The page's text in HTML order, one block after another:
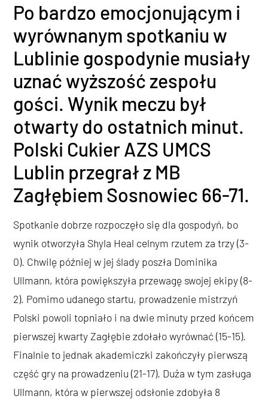
Po bardzo emocjonującym i
wyrównanym spotkaniu w
Lublinie gospodynie musiały
uznać wyższość zespołu
gości. Wynik meczu był
otwarty do ostatnich minut.
Polski Cukier AZS UMCS
Lublin przegrał z MB
Zagłębiem Sosnowiec 66-71.
Spotkanie dobrze rozpoczęło się dla gospodyń, bo
wynik otworzyła Shyla Heal celnym rzutem za trzy (3-
0). Chwilę później w jej ślady poszła Dominika
Ullmann, która powiększyła przewagę swojej ekipy (8-
2). Pomimo udanego startu, prowadzenie mistrzyń
Polski powoli topniało i na dwie minuty przed końcem
pierwszej kwarty Zagłębie zdołało wyrównać (15-15).
Finalnie to jednak akademiczki zakończyły pierwszą
część gry na prowadzeniu (21-17). Duża w tym zasługa
Ullmann, która w pierwszej odsłonie zdobyła 8